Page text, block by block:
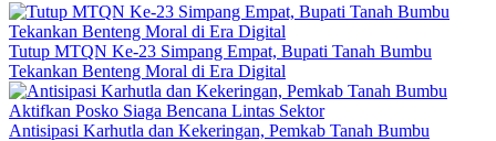
Tutup MTQN Ke-23 Simpang Empat, Bupati Tanah Bumbu
Tekankan Benteng Moral di Era Digital
Antisipasi Karhutla dan Kekeringan, Pemkab Tanah Bumbu